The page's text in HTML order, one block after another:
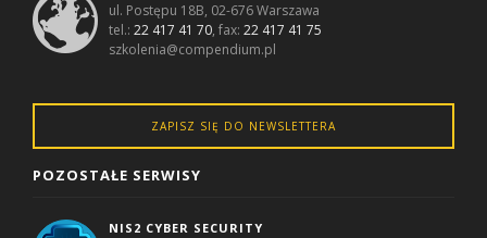
ul. Postępu 18B, 02-676 Warszawa
tel.:22 417 41 70, fax:22 417 41 75
szkolenia@compendium.pl
ZAPISZ SIĘ DO NEWSLETTERA
POZOSTAŁE SERWISY
NIS2 CYBER SECURITY